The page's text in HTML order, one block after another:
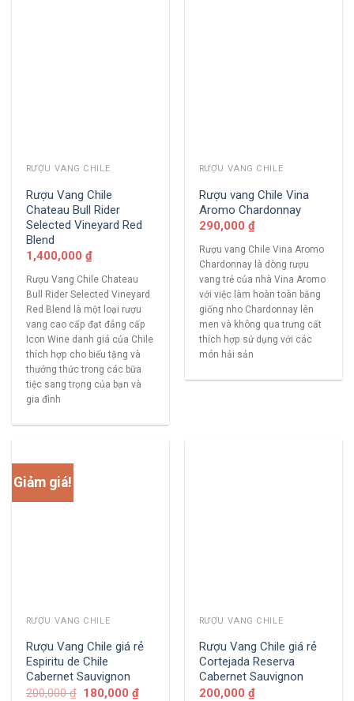
RƯỢU VANG CHILE
Rượu Vang Chile
Chateau Bull Rider
Selected Vineyard Red
Blend
1,400,000 ₫
Rượu Vang Chile Chateau
Bull Rider Selected Vineyard
Red Blend là một loại rượu
vang cao cấp đạt đẳng cấp
Icon Wine danh giá của Chile
thích hợp cho biếu tặng và
thưởng thức trong các bữa
tiệc sang trọng của bạn và
gia đình
RƯỢU VANG CHILE
Rượu vang Chile Vina
Aromo Chardonnay
290,000 ₫
Rượu vang Chile Vina Aromo
Chardonnay là dòng rượu
vang trẻ của nhà Vina Aromo
với việc làm hoàn toàn bằng
giống nho Chardonnay lên
men và không qua trưng cất
thích hợp sử dụng với các
món hải sản
Giảm giá!
RƯỢU VANG CHILE
Rượu Vang Chile giá rẻ
Espiritu de Chile
Cabernet Sauvignon
200,000₫ 180,000₫
RƯỢU VANG CHILE
Rượu Vang Chile giá rẻ
Cortejada Reserva
Cabernet Sauvignon
200,000 ₫